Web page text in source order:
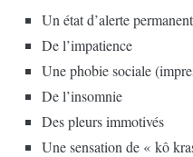
Un état d’alerte
De l’impatience
Une phobie sociale
De l’insomnie
Des pleurs immotivés
Une sensation de « kô